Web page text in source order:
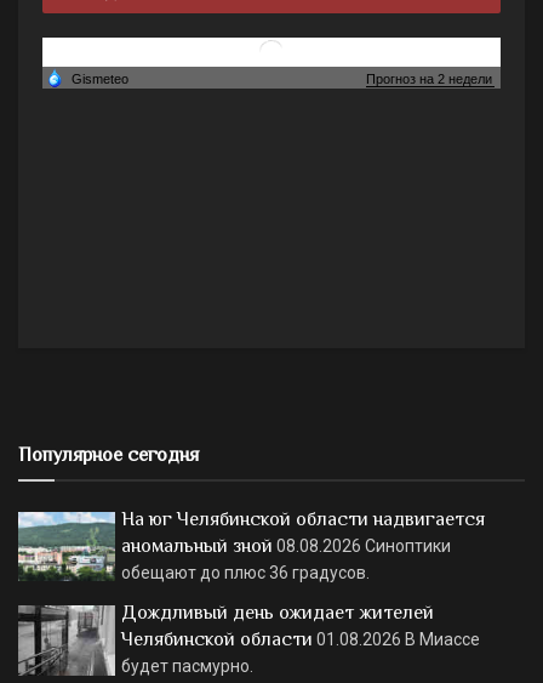
Популярное сегодня
На юг Челябинской области надвигается
аномальный зной 08.08.2026 Синоптики
обещают до плюс 36 градусов.
Дождливый день ожидает жителей
Челябинской области 01.08.2026 В Миассе
будет пасмурно.